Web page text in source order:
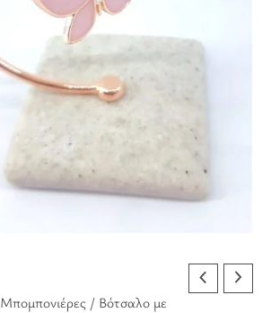
Μπομπονιέρες / Βότσαλο με